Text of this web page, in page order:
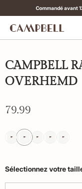
Commandé avant
CAMPBELL
OVERHEMD
79.99
Sélectionnez votre